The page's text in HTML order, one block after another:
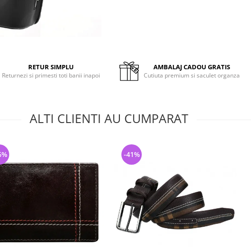
RETUR SIMPLU
Returnezi si primesti toti banii inapoi
AMBALAJ CADOU GRATIS
Cutiuta premium si saculet organza
ALTI CLIENTI AU CUMPARAT
-41%